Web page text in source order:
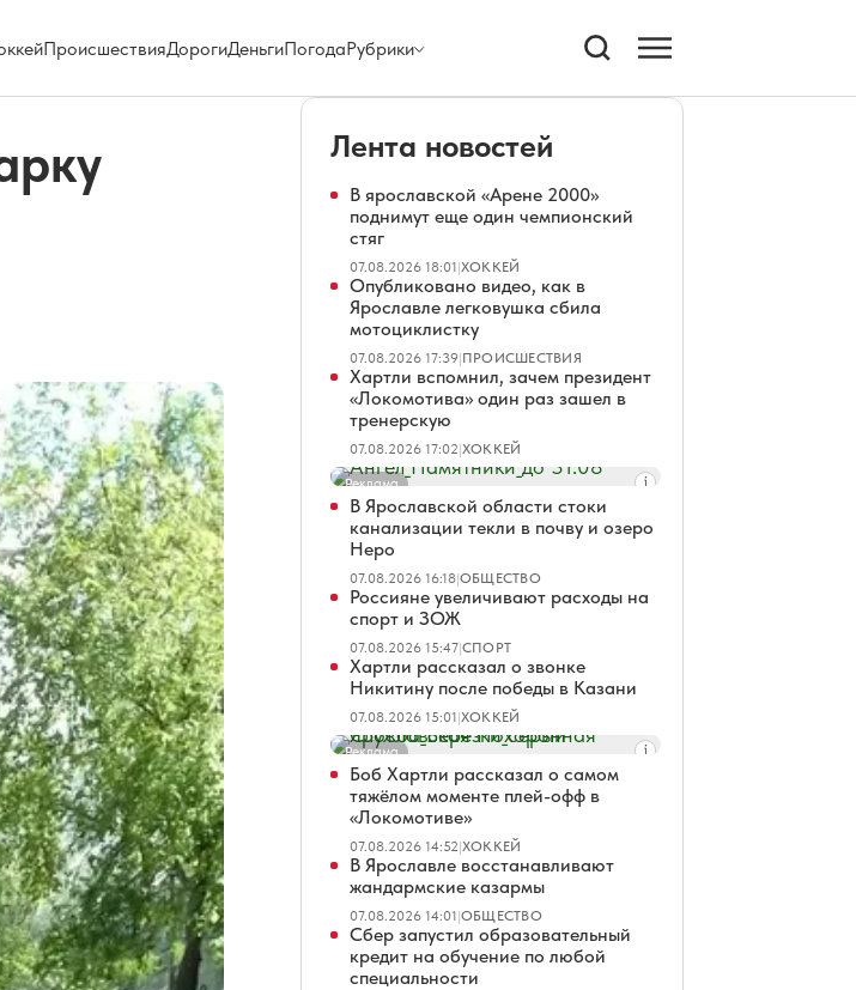
ПроисшествияДорогиДеньгиПогодаРубрики
Лента новостей
В ярославской «Арене 2000»
поднимут еще один чемпионский
стяг
07.08.2026 18:01|ХОККЕЙ
Опубликовано видео, как в
Ярославле легковушка сбила
мотоциклистку
07.08.2026 17:39|ПРОИСШЕСТВИЯ
Хартли вспомнил, зачем президент
«Локомотива» один раз зашел в
тренерскую
07.08.2026 17:02|ХОККЕЙ
Реклама
В Ярославской области стоки
канализации текли в почву и озеро
Неро
07.08.2026 16:18|ОБЩЕСТВО
Россияне увеличивают расходы на
спорт и ЗОЖ
07.08.2026 15:47|СПОРТ
Хартли рассказал о звонке
Никитину после победы в Казани
07.08.2026 15:01|ХОККЕЙ
Реклама
Боб Хартли рассказал о самом
тяжёлом моменте плей-офф в
«Локомотиве»
07.08.2026 14:52|ХОККЕЙ
В Ярославле восстанавливают
жандармские казармы
07.08.2026 14:01|ОБЩЕСТВО
Сбер запустил образовательный
кредит на обучение по любой
специальности